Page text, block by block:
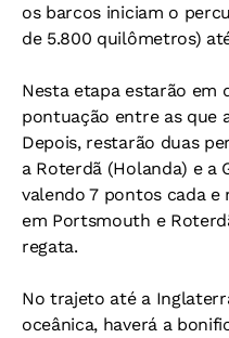
os barcos iniciam o
de 5.800 quilômetros)
Nesta etapa estarão em
pontuação entre as que
Depois, restarão duas
a Roterdã (Holanda) e a
valendo 7 pontos cada e
em Portsmouth e
regata.
No trajeto até a
oceânica, haverá a